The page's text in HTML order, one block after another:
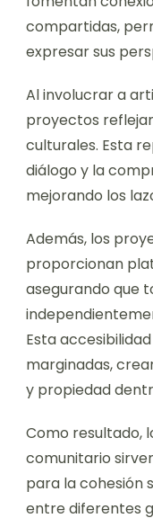
compartidas,
expresar sus
Al involucrar a
proyectos
culturales. Esta
diálogo y la
mejorando los
Además, los
proporcionan
asegurando que
Esta
marginadas,
y propiedad
Como resultado,
comunitario
para la cohesión
entre diferentes